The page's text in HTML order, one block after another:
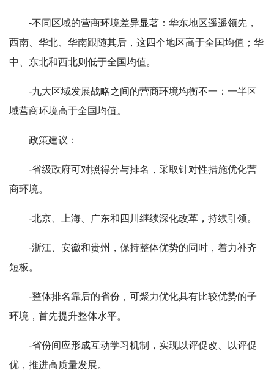
-不同区域的营商环境差异显著：华东地区遥遥领先，
西南、华北、华南跟随其后，这四个地区高于全国均值；华
中、东北和西北则低于全国均值。
-九大区域发展战略之间的营商环境均衡不一：一半区
域营商环境高于全国均值。
政策建议：
-省级政府可对照得分与排名，采取针对性措施优化营
商环境。
-北京、上海、广东和四川继续深化改革，持续引领。
-浙江、安徽和贵州，保持整体优势的同时，着力补齐
短板。
-整体排名靠后的省份，可聚力优化具有比较优势的子
环境，首先提升整体水平。
-省份间应形成互动学习机制，实现以评促改、以评促
优，推进高质量发展。